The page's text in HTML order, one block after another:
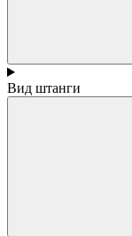
Вид штанги